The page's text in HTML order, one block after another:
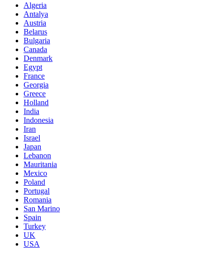
Algeria
Antalya
Austria
Belarus
Bulgaria
Canada
Denmark
Egypt
France
Georgia
Greece
Holland
India
Indonesia
Iran
Israel
Japan
Lebanon
Mauritania
Mexico
Poland
Portugal
Romania
San Marino
Spain
Turkey
UK
USA